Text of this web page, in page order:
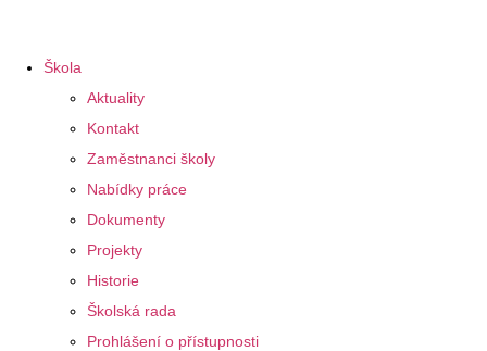
Škola
Aktuality
Kontakt
Zaměstnanci školy
Nabídky práce
Dokumenty
Projekty
Historie
Školská rada
Prohlášení o přístupnosti